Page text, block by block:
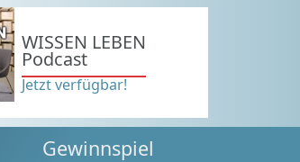
WISSEN LEBEN
Podcast
Jetzt verfügbar!
Gewinnspiel